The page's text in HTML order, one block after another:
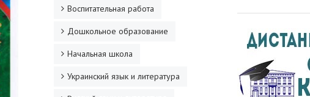
Воспитательная работа
Дошкольное образование
Начальная школа
Украинский язык и литература